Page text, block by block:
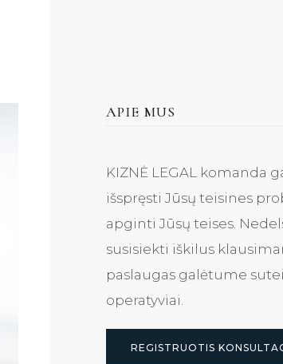
APIE MUS
KIZNĖ LEGAL komanda
išspręsti Jūsų teisines
apginti Jūsų teises.
susisiekti iškilus
paslaugas galėtume
operatyviai.
REGISTRUOTIS